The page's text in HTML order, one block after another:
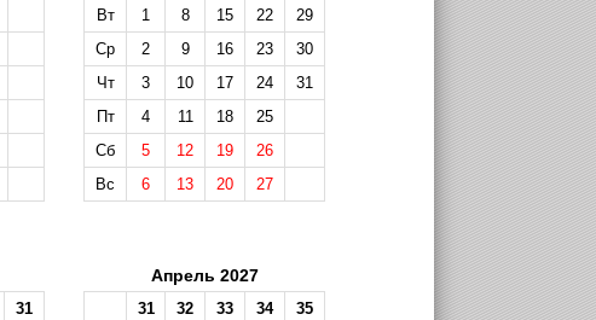
Вт
1 8 15 22
29
Ср
2 9 16 23
30
Чт
3 10 17 24
31
Пт
4 11 18
25
Сб
5 12 19
26
Вс
6 13 20 27
31
Апрель 2027
31 32 33 34
35